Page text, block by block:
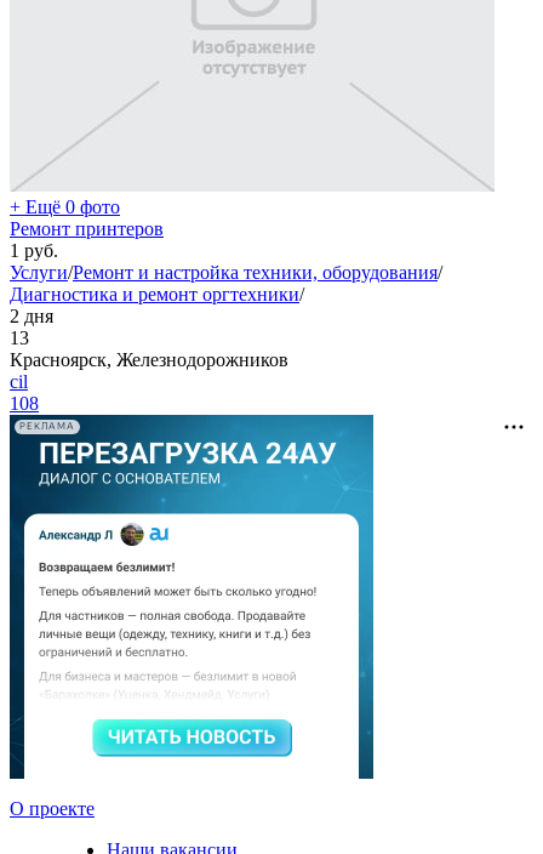
+ Ещё 0 фото
Ремонт принтеров
1 руб.
Услуги/Ремонт и настройка техники, оборудования/
Диагностика и ремонт оргтехники/
2 дня
13
Красноярск, Железнодорожников
cil
108
РЕКЛАМА
О проекте
Наши вакансии